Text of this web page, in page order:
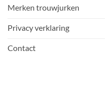
Merken trouwjurken
Privacy verklaring
Contact